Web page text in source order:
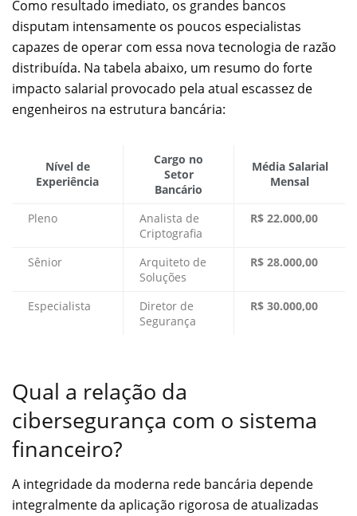
Como resultado imediato, os grandes bancos
disputam intensamente os poucos especialistas
capazes de operar com essa nova tecnologia de razão
distribuída. Na tabela abaixo, um resumo do forte
impacto salarial provocado pela atual escassez de
engenheiros na estrutura bancária:
Nível de
Experiência
Cargo no
Setor
Bancário
Média Salarial
Mensal
Pleno
Analista de
Criptografia
R$ 22.000,00
Sênior
Arquiteto de
Soluções
R$ 28.000,00
Especialista
Diretor de
Segurança
R$ 30.000,00
Qual a relação da
cibersegurança com o sistema
financeiro?
A integridade da moderna rede bancária depende
integralmente da aplicação rigorosa de atualizadas